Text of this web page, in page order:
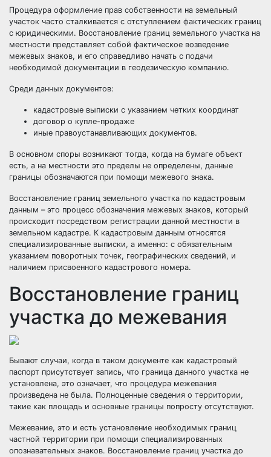
Процедура оформление прав собственности на земельный
участок часто сталкивается с отступлением фактических границ
с юридическими. Восстановление границ земельного участка на
местности представляет собой фактическое возведение
межевых знаков, и его справедливо начать с подачи
необходимой документации в геодезическую компанию.
Среди данных документов:
кадастровые выписки с указанием четких координат
договор о купле-продаже
иные правоустанавливающих документов.
В основном споры возникают тогда, когда на бумаге объект
есть, а на местности это пределы не определены, данные
границы обозначаются при помощи межевого знака.
Восстановление границ земельного участка по кадастровым
данным – это процесс обозначения межевых знаков, который
происходит посредством регистрации данной местности в
земельном кадастре. К кадастровым данным относятся
специализированные выписки, а именно: с обязательным
указанием поворотных точек, географических сведений, и
наличием присвоенного кадастрового номера.
Восстановление границ
участка до межевания
Бывают случаи, когда в таком документе как кадастровый
паспорт присутствует запись, что граница данного участка не
установлена, это означает, что процедура межевания
произведена не была. Полноценные сведения о территории,
такие как площадь и основные границы попросту отсутствуют.
Межевание, это и есть установление необходимых границ
частной территории при помощи специализированных
опознавательных знаков. Восстановление границ участка до